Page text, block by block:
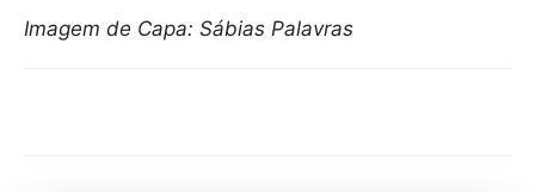
Imagem de Capa: Sábias Palavras